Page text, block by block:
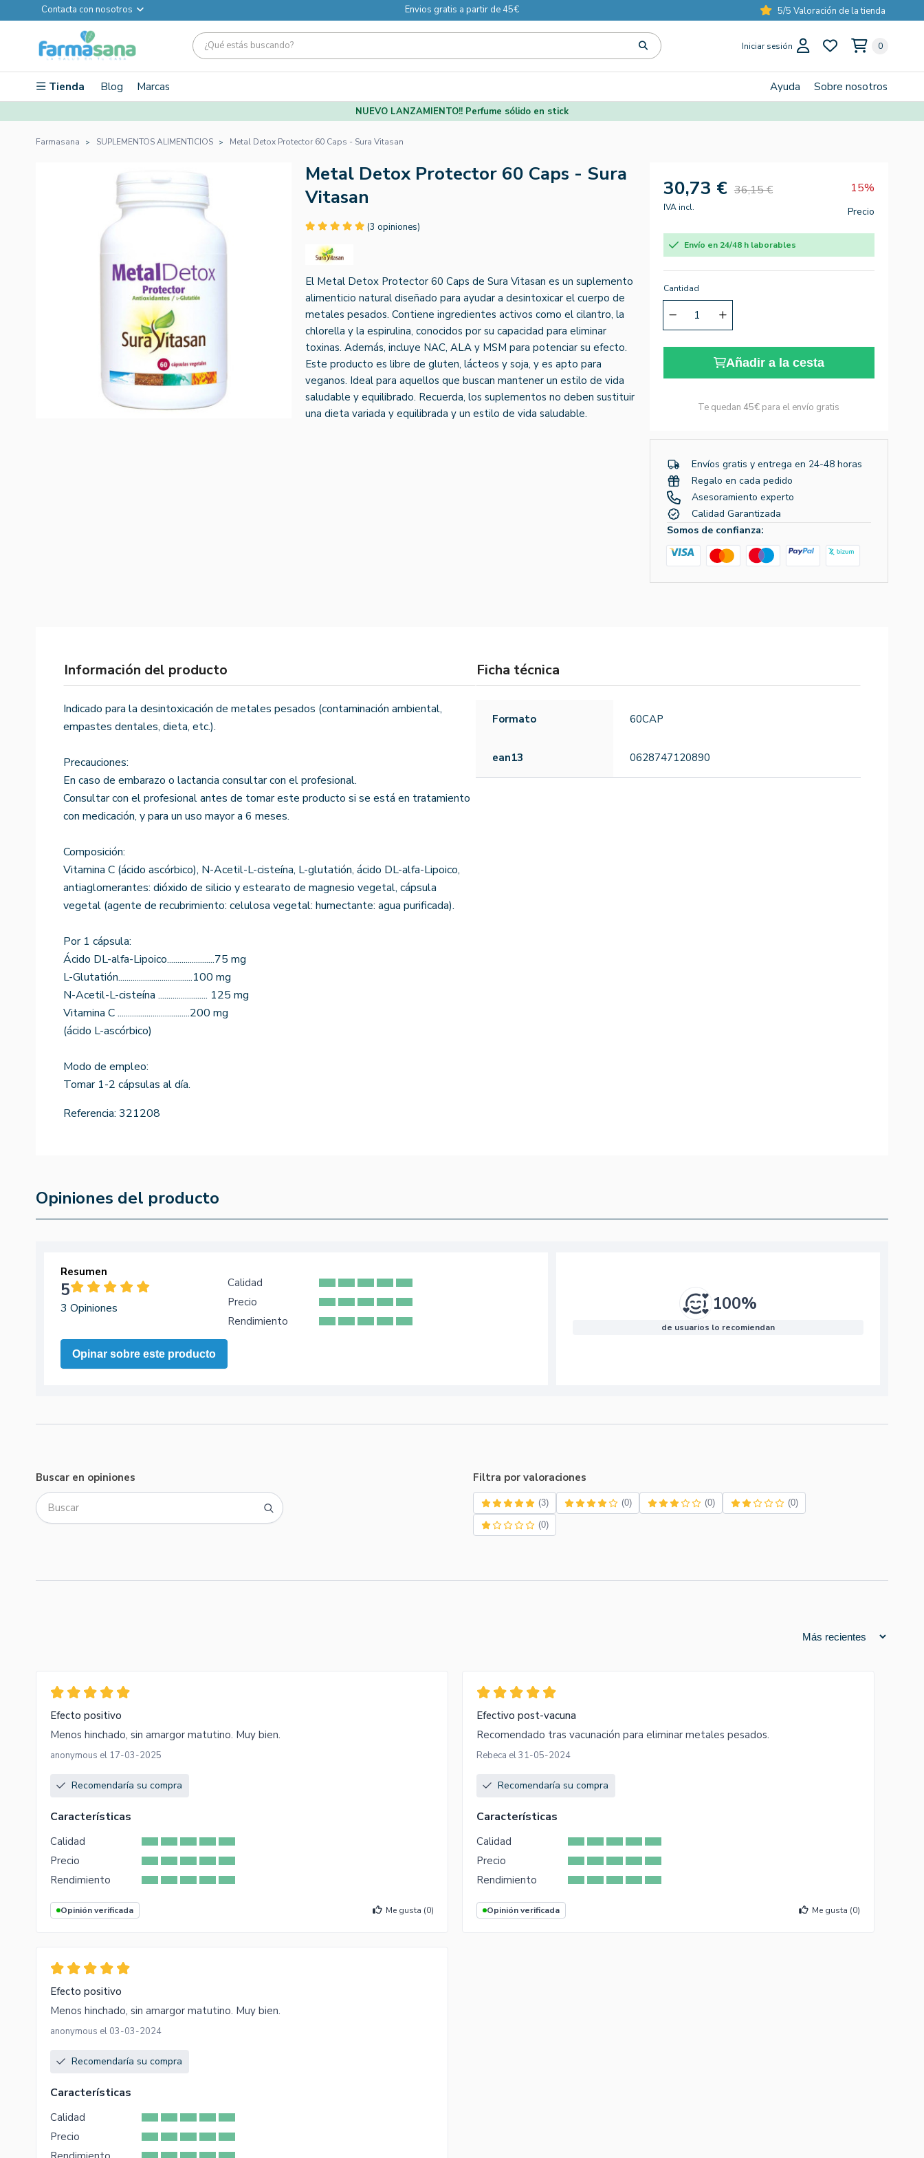
Contacta con nosotros Envios gratis a partir de 45€ 5/5 Valoración de la tienda
Iniciar sesión 0
Tienda Blog Marcas Ayuda Sobre nosotros
NUEVO LANZAMIENTO!! Perfume sólido en stick
Farmasana SUPLEMENTOS ALIMENTICIOS Metal Detox Protector 60 Caps - Sura Vitasan
Metal Detox Protector 60 Caps - Sura
Vitasan
(3 opiniones)
El Metal Detox Protector 60 Caps de Sura Vitasan es un suplemento
alimenticio natural diseñado para ayudar a desintoxicar el cuerpo de
metales pesados. Contiene ingredientes activos como el cilantro, la
chlorella y la espirulina, conocidos por su capacidad para eliminar
toxinas. Además, incluye NAC, ALA y MSM para potenciar su efecto.
Este producto es libre de gluten, lácteos y soja, y es apto para
veganos. Ideal para aquellos que buscan mantener un estilo de vida
saludable y equilibrado. Recuerda, los suplementos no deben sustituir
una dieta variada y equilibrada y un estilo de vida saludable.
30,73 € 36,15 € 15%
IVA incl. Precio
Envío en 24/48 h laborables
Cantidad
Añadir a la cesta
Te quedan 45€ para el envío gratis
Envíos gratis y entrega en 24-48 horas
Regalo en cada pedido
Asesoramiento experto
Calidad Garantizada
Somos de confianza:
Información del producto
Indicado para la desintoxicación de metales pesados (contaminación ambiental,
empastes dentales, dieta, etc.).
Precauciones:
En caso de embarazo o lactancia consultar con el profesional.
Consultar con el profesional antes de tomar este producto si se está en tratamiento
con medicación, y para un uso mayor a 6 meses.
Composición:
Vitamina C (ácido ascórbico), N-Acetil-L-cisteína, L-glutatión, ácido DL-alfa-Lipoico,
antiaglomerantes: dióxido de silicio y estearato de magnesio vegetal, cápsula
vegetal (agente de recubrimiento: celulosa vegetal: humectante: agua purificada).
Por 1 cápsula:
Ácido DL-alfa-Lipoico.......................75 mg
L-Glutatión....................................100 mg
N-Acetil-L-cisteína ........................ 125 mg
Vitamina C ...................................200 mg
(ácido L-ascórbico)
Modo de empleo:
Tomar 1-2 cápsulas al día.
Referencia: 321208
Ficha técnica
Formato 60CAP
ean13 0628747120890
Opiniones del producto
Resumen
5
3 Opiniones
Opinar sobre este producto
Calidad
Precio
Rendimiento
100%
de usuarios lo recomiendan
Buscar en opiniones Filtra por valoraciones
(3) (0) (0) (0)
(0)
Efecto positivo
Menos hinchado, sin amargor matutino. Muy bien.
anonymous el 17-03-2025
Recomendaría su compra
Características
Calidad
Precio
Rendimiento
Opinión verificada Me gusta (0)
Efectivo post-vacuna
Recomendado tras vacunación para eliminar metales pesados.
Rebeca el 31-05-2024
Recomendaría su compra
Características
Calidad
Precio
Rendimiento
Opinión verificada Me gusta (0)
Efecto positivo
Menos hinchado, sin amargor matutino. Muy bien.
anonymous el 03-03-2024
Recomendaría su compra
Características
Calidad
Precio